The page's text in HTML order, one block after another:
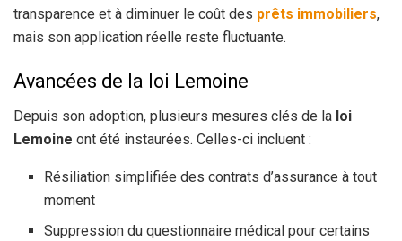
transparence et à diminuer le coût des prêts immobiliers,
mais son application réelle reste fluctuante.
Avancées de la loi Lemoine
Depuis son adoption, plusieurs mesures clés de la loi
Lemoine ont été instaurées. Celles-ci incluent :
Résiliation simplifiée des contrats d’assurance à tout
moment
Suppression du questionnaire médical pour certains